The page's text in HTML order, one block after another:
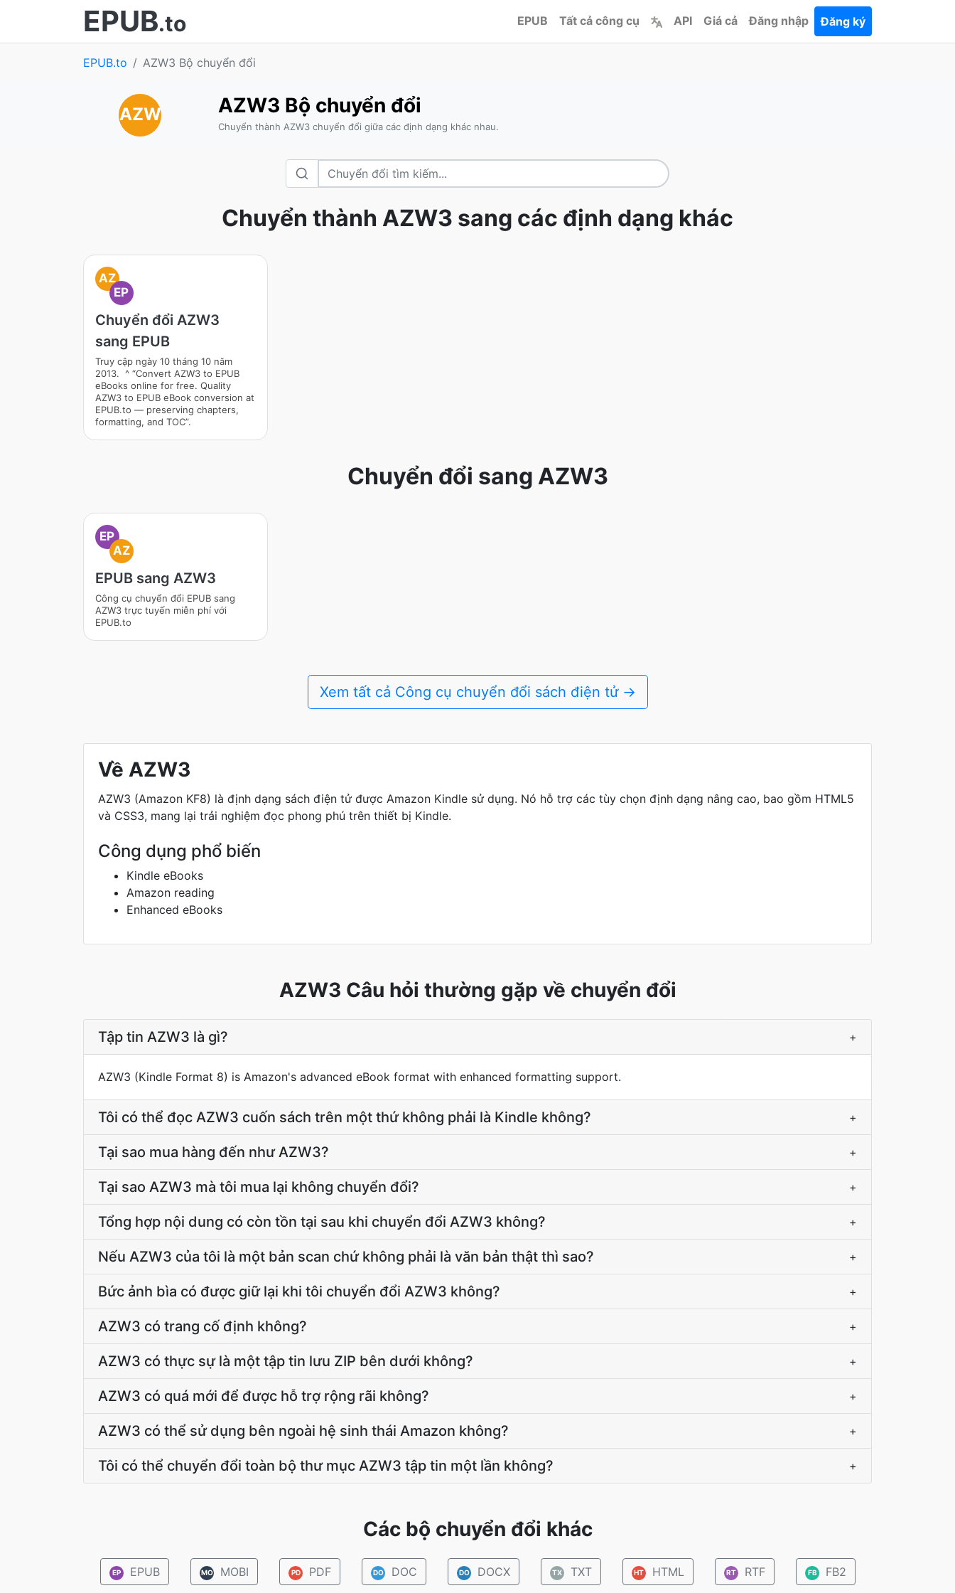
EPUB.to EPUB Tất cả công cụ API Giá cả Đăng nhập Đăng ký
EPUB.to AZW3 Bộ chuyển đổi
AZW AZW3 Bộ chuyển đổi
Chuyển thành AZW3 chuyển đổi giữa các định dạng khác nhau.
Chuyển thành AZW3 sang các định dạng khác
AZ
EP
Chuyển đổi AZW3
sang EPUB
Truy cập ngày 10 tháng 10 năm
2013. ^ “Convert AZW3 to EPUB
eBooks online for free. Quality
AZW3 to EPUB eBook conversion at
EPUB.to — preserving chapters,
formatting, and TOC”.
Chuyển đổi sang AZW3
EP
AZ
EPUB sang AZW3
Công cụ chuyển đổi EPUB sang
AZW3 trực tuyến miễn phí với
EPUB.to
Xem tất cả Công cụ chuyển đổi sách điện tử →
Về AZW3
AZW3 (Amazon KF8) là định dạng sách điện tử được Amazon Kindle sử dụng. Nó hỗ trợ các tùy chọn định dạng nâng cao, bao gồm HTML5
và CSS3, mang lại trải nghiệm đọc phong phú trên thiết bị Kindle.
Công dụng phổ biến
Kindle eBooks
Amazon reading
Enhanced eBooks
AZW3 Câu hỏi thường gặp về chuyển đổi
Tập tin AZW3 là gì? +
AZW3 (Kindle Format 8) is Amazon's advanced eBook format with enhanced formatting support.
Tôi có thể đọc AZW3 cuốn sách trên một thứ không phải là Kindle không? +
Tại sao mua hàng đến như AZW3? +
Tại sao AZW3 mà tôi mua lại không chuyển đổi? +
Tổng hợp nội dung có còn tồn tại sau khi chuyển đổi AZW3 không? +
Nếu AZW3 của tôi là một bản scan chứ không phải là văn bản thật thì sao? +
Bức ảnh bìa có được giữ lại khi tôi chuyển đổi AZW3 không? +
AZW3 có trang cố định không? +
AZW3 có thực sự là một tập tin lưu ZIP bên dưới không? +
AZW3 có quá mới để được hỗ trợ rộng rãi không? +
AZW3 có thể sử dụng bên ngoài hệ sinh thái Amazon không? +
Tôi có thể chuyển đổi toàn bộ thư mục AZW3 tập tin một lần không? +
Các bộ chuyển đổi khác
EP EPUB MO MOBI PD PDF DO DOC DO DOCX TX TXT HT HTML RT RTF FB FB2